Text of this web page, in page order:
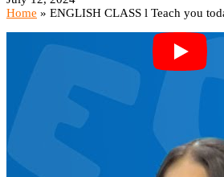
Home » ENGLISH CLASS l Teach you